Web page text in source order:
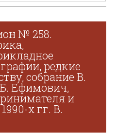
№ 258.
редкие
собрание В.
Ефимович,
и
х гг. В.